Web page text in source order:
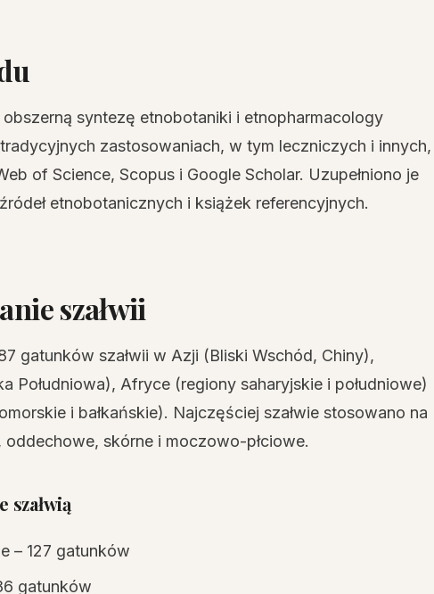
syntezę etnobotaniki i etnopharmacology
zastosowaniach, w tym leczniczych i innych,
of Science, Scopus i Google Scholar. Uzupełniono je
etnobotanicznych i książek referencyjnych.
szałwii
gatunków szałwii w Azji (Bliski Wschód, Chiny),
Południowa), Afryce (regiony saharyjskie i południowe)
i bałkańskie). Najczęściej szałwie stosowano na
skórne i moczowo-płciowe.
szałwią
– 127 gatunków
gatunków